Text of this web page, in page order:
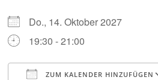
zum
Basteln,
Tüfteln,
Digitalisieren
Do., 14. Oktober 2027
19:30 - 21:00
ZUM KALENDER HINZUFÜGEN